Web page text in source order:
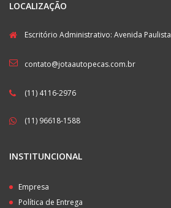
LOCALIZAÇÃO
Escritório Administrativo: Avenida Paulista
contato@jotaautopecas.com.br
(11) 4116-2976
(11) 96618-1588
INSTITUNCIONAL
Empresa
Política de Entrega